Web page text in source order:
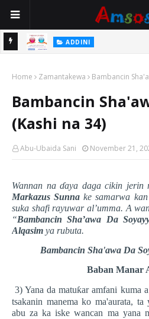
ADDINI
Home Zamantakewa Bambancin
Bambancin
(Kashi na 34)
Abu-Ubaida Sani November 21,
Wannan na ɗaya daga cikin jerin
Markazus Sunna ke samarwa
suka shafi rayuwar al’umma. A
“Bambancin Sha’awa Da
Alqasim ya rubuta.
Bambancin Sha'awa Da
Baban Manar
3) Yana da matuƙar amfani kuma
tsakanin manema ko ma'aurata,
abu za ka iske wancan ma yana